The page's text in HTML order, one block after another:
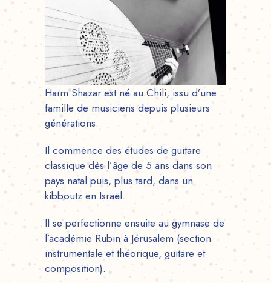
Haïm Shazar est né au Chili, issu d’une
famille de musiciens depuis plusieurs
générations.
Il commence des études de guitare
classique dès l’âge de 5 ans dans son
pays natal puis, plus tard, dans un
kibboutz en Israël.
Il se perfectionne ensuite au gymnase de
l’académie Rubin à Jérusalem (section
instrumentale et théorique, guitare et
composition).